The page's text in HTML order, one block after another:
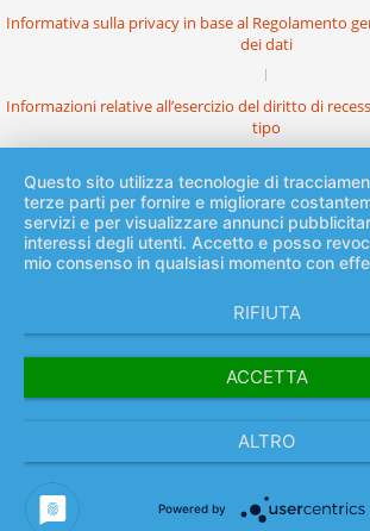
Informativa sulla privacy in base al Regolamento
dei dati
Informazioni relative all’esercizio del diritto di
tipo
Questo sito utilizza tecnologie di
terze parti per fornire e migliorare
servizi e per visualizzare annunci
interessi degli utenti. Accetto e posso
mio consenso in qualsiasi momento con
RIFIUTA
ACCETTA
ALTRO
Powered by